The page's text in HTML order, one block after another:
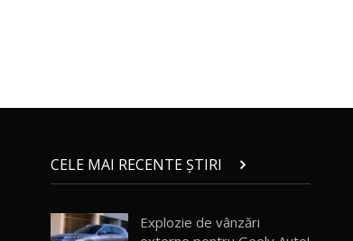
CELE MAI RECENTE ȘTIRI
Explozie de vânzări